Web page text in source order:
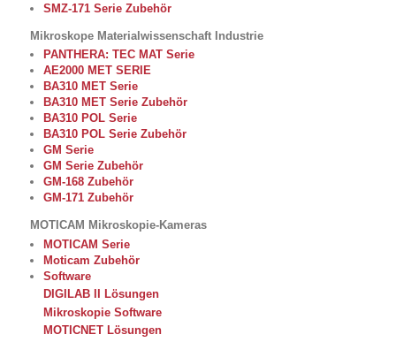
SMZ-171 Serie Zubehör
Mikroskope Materialwissenschaft Industrie
PANTHERA: TEC MAT Serie
AE2000 MET SERIE
BA310 MET Serie
BA310 MET Serie Zubehör
BA310 POL Serie
BA310 POL Serie Zubehör
GM Serie
GM Serie Zubehör
GM-168 Zubehör
GM-171 Zubehör
MOTICAM Mikroskopie-Kameras
MOTICAM Serie
Moticam Zubehör
Software
DIGILAB II Lösungen
Mikroskopie Software
MOTICNET Lösungen